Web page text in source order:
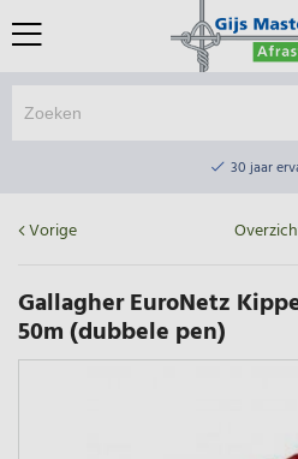
30 jaar
30 jaar
Elektrisch afrasteringsmateriaal
Vorige
Gallagher EuroNetz
50m (dubbele pen)